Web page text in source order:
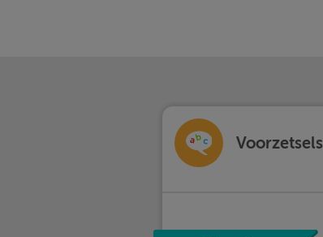
Voorzetsels